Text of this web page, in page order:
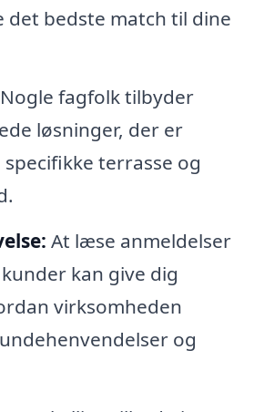
det bedste match til dine
Nogle fagfolk tilbyder
løsninger, der er
terrasse og
At læse anmeldelser
kan give dig
virksomheden
og